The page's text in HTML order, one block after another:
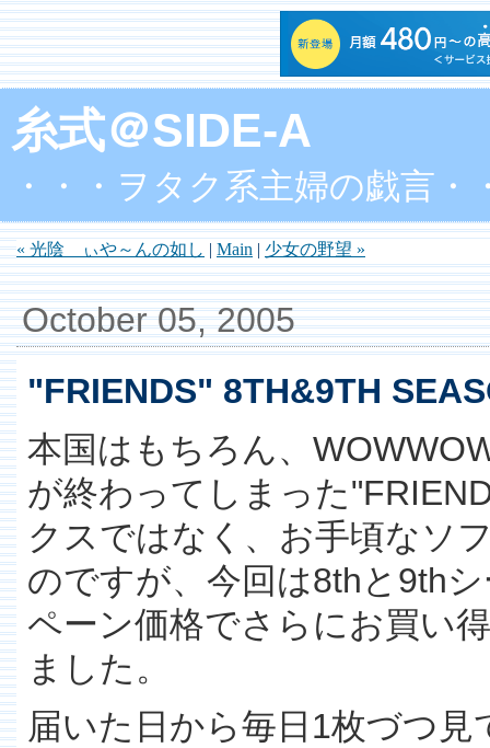
糸式＠SIDE-A
・・・ヲタク系主婦の戯言・
« 光陰 ぃや～んの如し | Main | 少女の野望 »
October 05, 2005
"FRIENDS" 8TH&9TH
本国はもちろん、
が終わってしまった
クスではなく、お手頃なソ
のですが、今回は8thと9th
ペーン価格でさらにお買い
ました。
届いた日から毎日1枚づつ